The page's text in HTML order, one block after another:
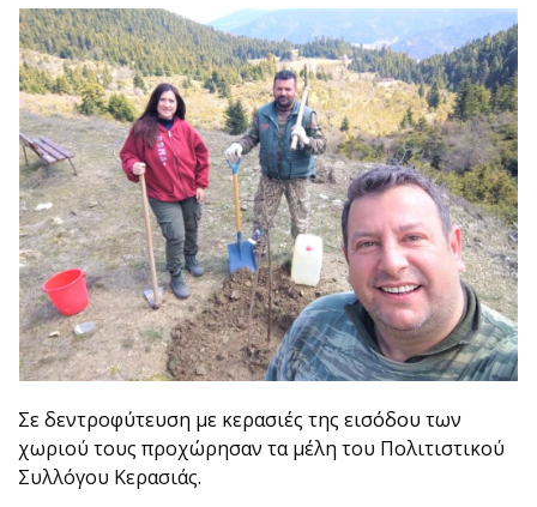
Σε δεντροφύτευση με κερασιές της εισόδου των
χωριού τους προχώρησαν τα μέλη του Πολιτιστικού
Συλλόγου Κερασιάς.